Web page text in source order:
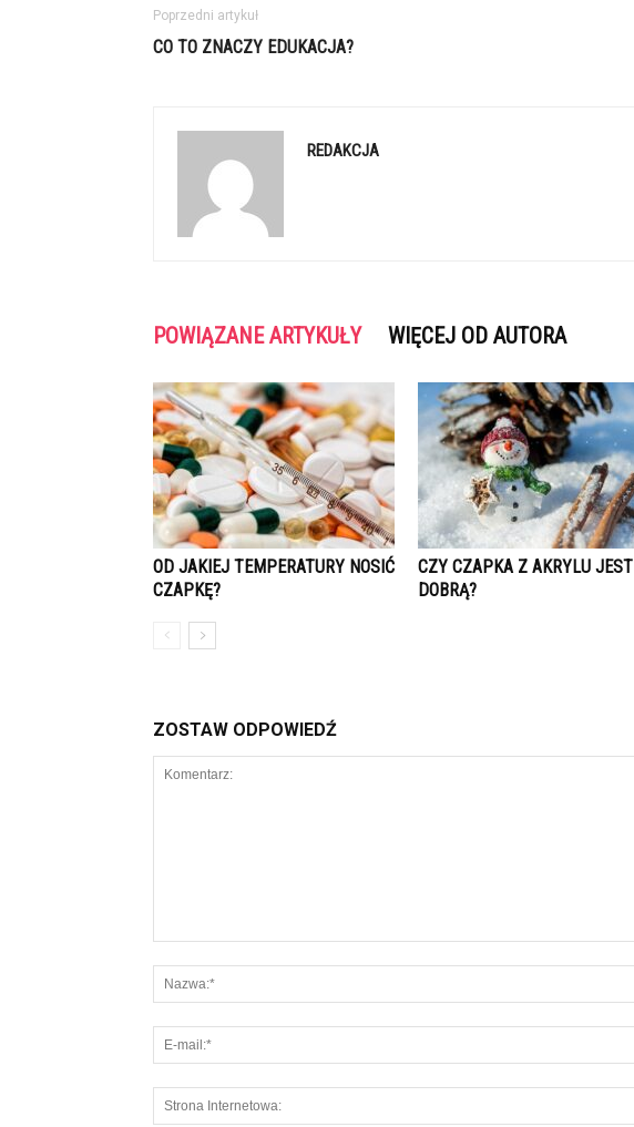
Poprzedni artykuł
CO TO ZNACZY EDUKACJA?
REDAKCJA
POWIĄZANE ARTYKUŁY WIĘCEJ OD AUTORA
OD JAKIEJ TEMPERATURY NOSIĆ
CZAPKĘ?
CZY CZAPKA Z AKRYLU JEST
DOBRĄ?
ZOSTAW ODPOWIEDŹ